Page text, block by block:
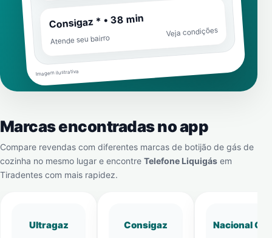
Consigaz * • 38 min
Atende seu bairro
Veja condições
Imagem ilustrativa
Marcas encontradas no app
Compare revendas com diferentes marcas de botijão de gás de
cozinha no mesmo lugar e encontre Telefone Liquigás em
Tiradentes com mais rapidez.
Ultragaz Consigaz Nacional Gás